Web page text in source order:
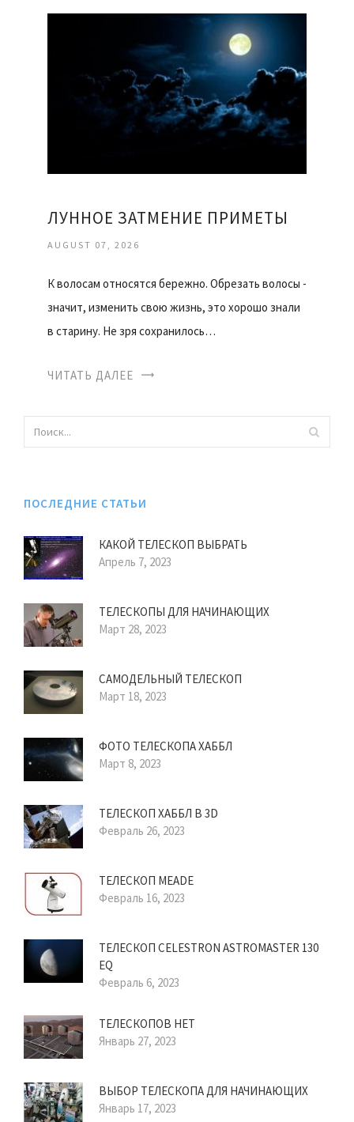
ЛУННОЕ ЗАТМЕНИЕ ПРИМЕТЫ
AUGUST 07, 2026
К волосам относятся бережно. Обрезать волосы -
значит, изменить свою жизнь, это хорошо знали
в старину. Не зря сохранилось…
ЧИТАТЬ ДАЛЕЕ
ПОСЛЕДНИЕ СТАТЬИ
КАКОЙ ТЕЛЕСКОП ВЫБРАТЬ
Апрель 7, 2023
ТЕЛЕСКОПЫ ДЛЯ НАЧИНАЮЩИХ
Март 28, 2023
САМОДЕЛЬНЫЙ ТЕЛЕСКОП
Март 18, 2023
ФОТО ТЕЛЕСКОПА ХАББЛ
Март 8, 2023
ТЕЛЕСКОП ХАББЛ В 3D
Февраль 26, 2023
ТЕЛЕСКОП MEADE
Февраль 16, 2023
ТЕЛЕСКОП CELESTRON ASTROMASTER 130
EQ
Февраль 6, 2023
ТЕЛЕСКОПОВ НЕТ
Январь 27, 2023
ВЫБОР ТЕЛЕСКОПА ДЛЯ НАЧИНАЮЩИХ
Январь 17, 2023